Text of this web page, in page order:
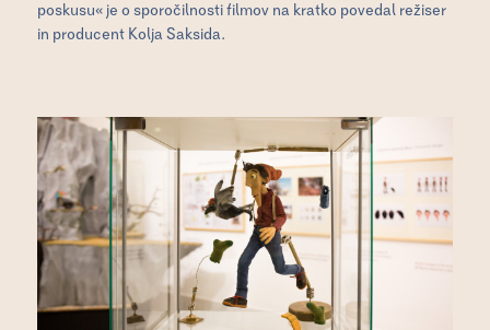
poskusu« je o sporočilnosti filmov na kratko povedal režiser
in producent Kolja Saksida.